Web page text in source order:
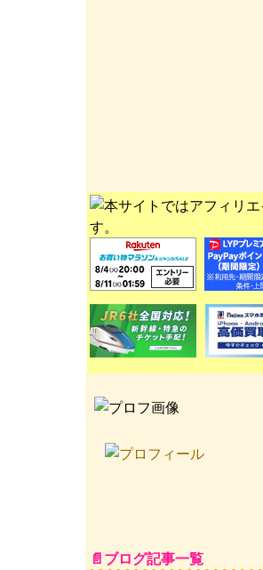
ブログ記事一覧